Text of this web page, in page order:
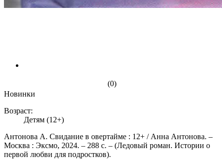
(0)
Новинки
Возраст:
Детям (12+)
Антонова А. Свидание в овертайме : 12+ / Анна Антонова. –
Москва : Эксмо, 2024. – 288 с. – (Ледовый роман. Истории о
первой любви для подростков).